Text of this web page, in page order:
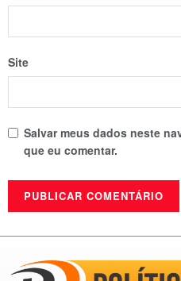
Site
Salvar meus dados neste
que eu comentar.